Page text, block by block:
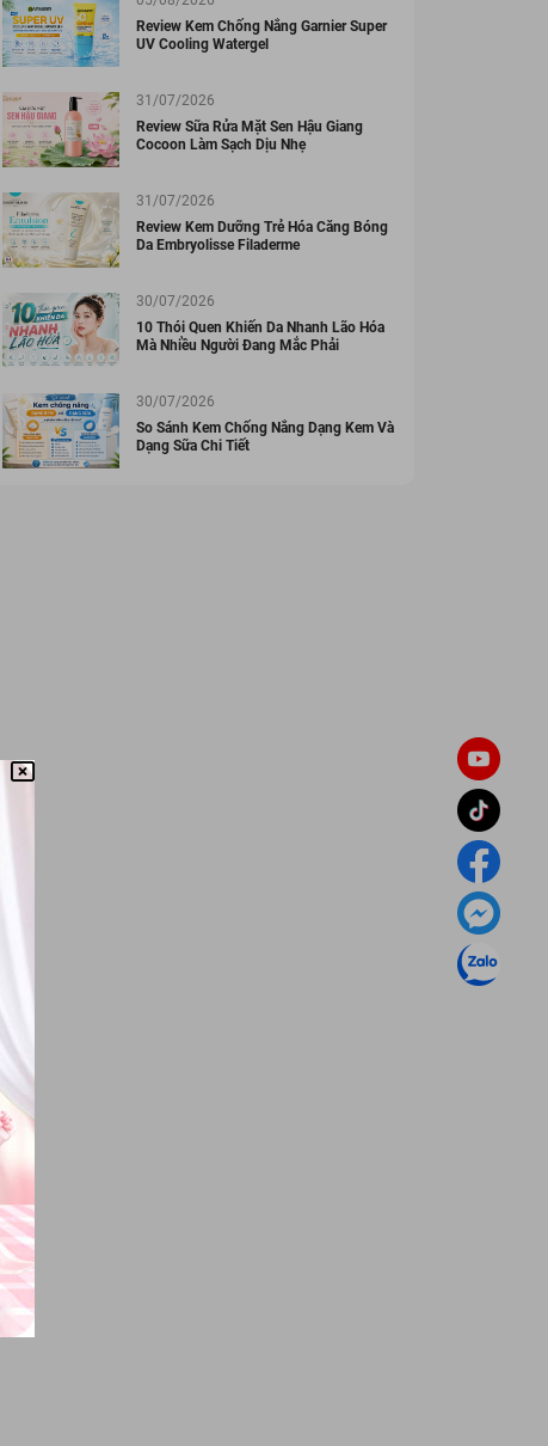
Review Kem Chống Nắng Garnier Super
UV Cooling Watergel
31/07/2026
Review Sữa Rửa Mặt Sen Hậu Giang
Cocoon Làm Sạch Dịu Nhẹ
31/07/2026
Review Kem Dưỡng Trẻ Hóa Căng Bóng
Da Embryolisse Filaderme
30/07/2026
10 Thói Quen Khiến Da Nhanh Lão Hóa
Mà Nhiều Người Đang Mắc Phải
30/07/2026
So Sánh Kem Chống Nắng Dạng Kem Và
Dạng Sữa Chi Tiết